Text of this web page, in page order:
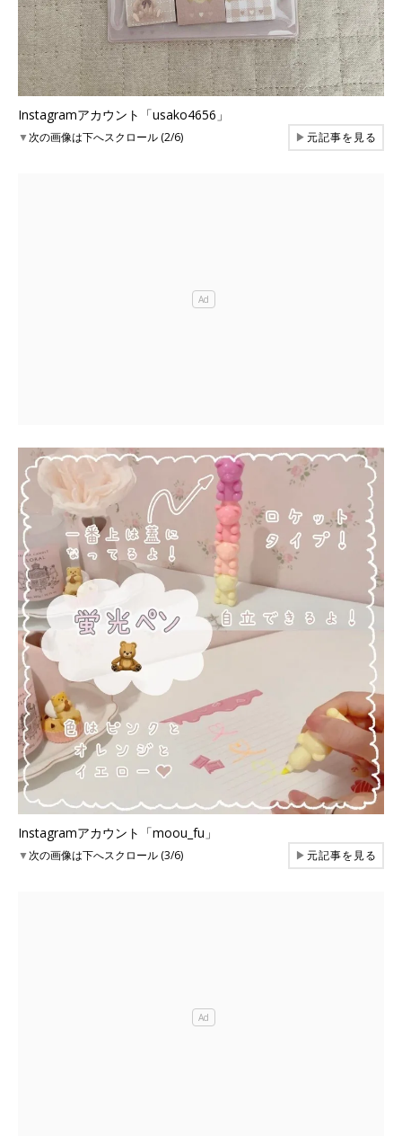
Instagramアカウント「usako4656」
▼次の画像は下へスクロール (2/6) ▶元記事を見る
Instagramアカウント「moou_fu」
▼次の画像は下へスクロール (3/6) ▶元記事を見る